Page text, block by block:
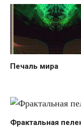
Печаль мира
Фрактальная